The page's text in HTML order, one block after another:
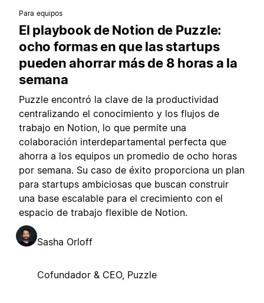
Para equipos
El playbook de Notion de Puzzle:
ocho formas en que las startups
pueden ahorrar más de 8 horas a la
semana
Puzzle encontró la clave de la productividad
centralizando el conocimiento y los flujos de
trabajo en Notion, lo que permite una
colaboración interdepartamental perfecta que
ahorra a los equipos un promedio de ocho horas
por semana. Su caso de éxito proporciona un plan
para startups ambiciosas que buscan construir
una base escalable para el crecimiento con el
espacio de trabajo flexible de Notion.
Sasha Orloff
Cofundador & CEO, Puzzle